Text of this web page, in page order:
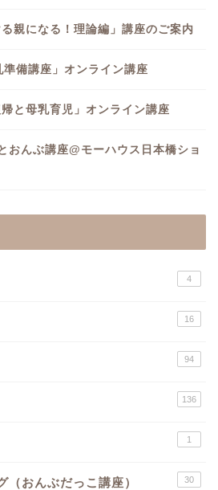
る親になる！理論編」講座のご案内
備講座」オンライン講座
と母乳育児」オンライン講座
おんぶ講座@モーハウス日本橋ショ
4
16
94
136
1
（おんぶだっこ講座） 30